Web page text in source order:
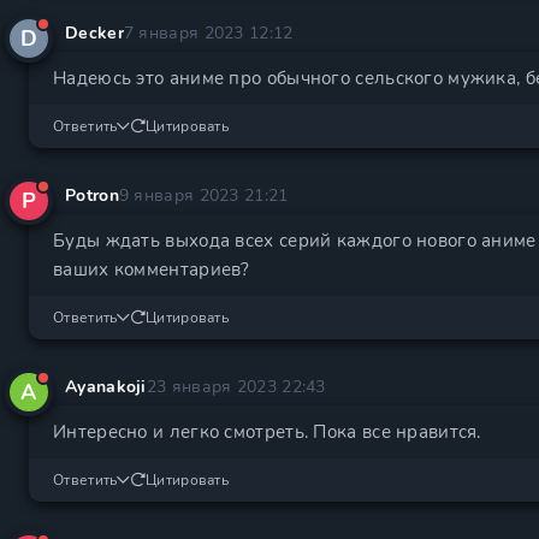
D Decker7 января 2023 12:12
Надеюсь это аниме про обычного сельского мужика,
Ответить Цитировать
P Potron9 января 2023 21:21
Буды ждать выхода всех серий каждого нового
ваших комментариев?
Ответить Цитировать
A Ayanakoji23 января 2023 22:43
Интересно и легко смотреть. Пока все нравится.
Ответить Цитировать